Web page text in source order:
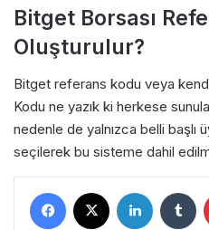
Bitget Borsası
Oluşturulur?
Bitget referans kodu veya
Kodu ne yazık ki herkese
nedenle de yalnızca belli başlı
seçilerek bu sisteme dahil